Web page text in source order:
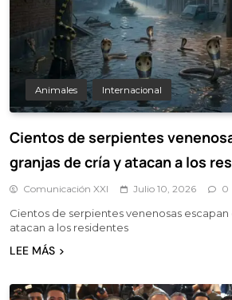
Animales Internacional
Cientos de serpientes
granjas de cría y atacan a los
Comunicación XXI Julio 10, 2026 0
Cientos de serpientes venenosas escapan
atacan a los residentes
LEE MÁS